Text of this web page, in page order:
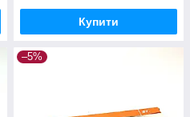
Купити
–5%